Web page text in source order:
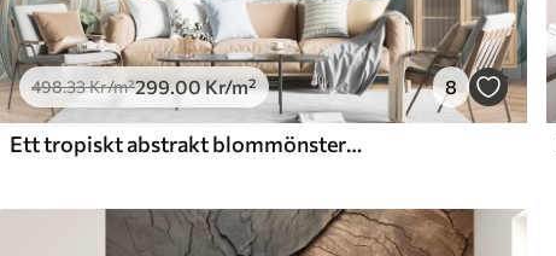
498.33Kr/m²299.00Kr/m² 8
Ett tropiskt abstrakt blommönster med stora palmblad i nyanser av blått och beige skapar en frodig atmosfär